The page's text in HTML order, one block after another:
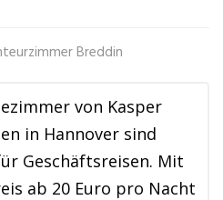
Breddin
von Kasper
in Hannover sind
Geschäftsreisen. Mit
ab 20 Euro pro Nacht